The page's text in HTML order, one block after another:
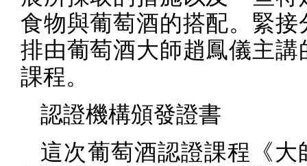
食物與葡萄酒的搭配。緊接
排由葡萄酒大師趙鳳儀主講
課程。
認證機構頒發證書
這次葡萄酒認證課程《大